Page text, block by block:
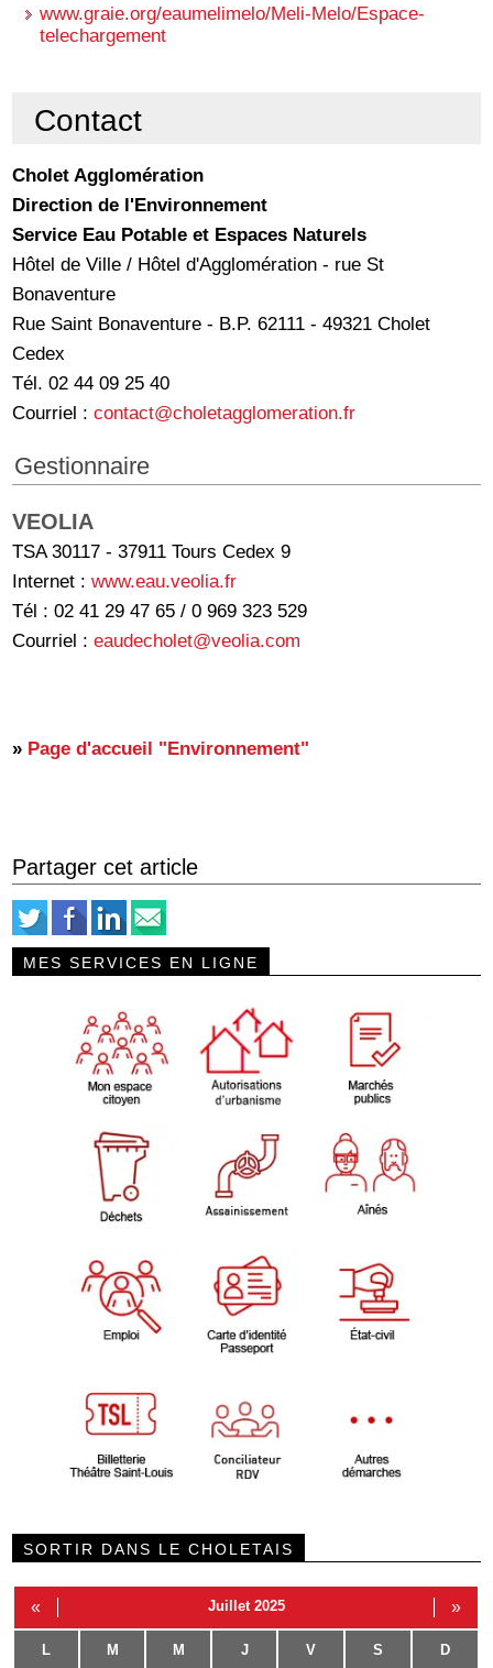
www.graie.org/eaumelimelo/Meli-Melo/Espace-
telechargement
Contact
Cholet Agglomération
Direction de l'Environnement
Service Eau Potable et Espaces Naturels
Hôtel de Ville / Hôtel d'Agglomération - rue St
Bonaventure
Rue Saint Bonaventure - B.P. 62111 - 49321 Cholet
Cedex
Tél. 02 44 09 25 40
Courriel :contact@choletagglomeration.fr
Gestionnaire
VEOLIA
TSA 30117 - 37911 Tours Cedex 9
Internet :www.eau.veolia.fr
Tél : 02 41 29 47 65 / 0 969 323 529
Courriel :eaudecholet@veolia.com
» Page d'accueil "Environnement"
Partager cet article
MES SERVICES EN LIGNE
SORTIR DANS LE CHOLETAIS
« Juillet 2025 »
L M M J V S D